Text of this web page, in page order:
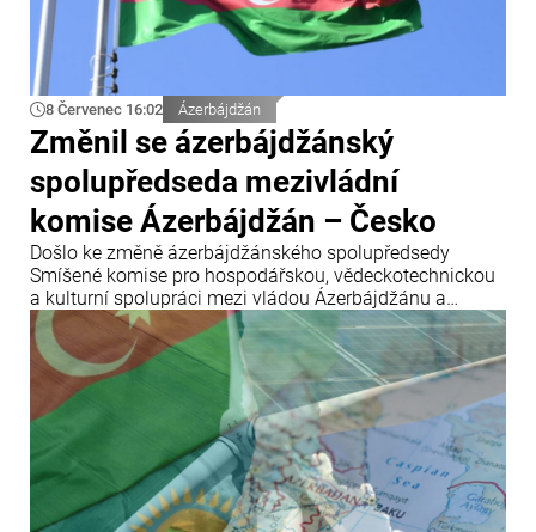
8 Červenec 16:02 Ázerbájdžán
Změnil se ázerbájdžánský
spolupředseda mezivládní
komise Ázerbájdžán – Česko
Došlo ke změně ázerbájdžánského spolupředsedy
Smíšené komise pro hospodářskou, vědeckotechnickou
a kulturní spolupráci mezi vládou Ázerbájdžánu a
vládou České republiky.